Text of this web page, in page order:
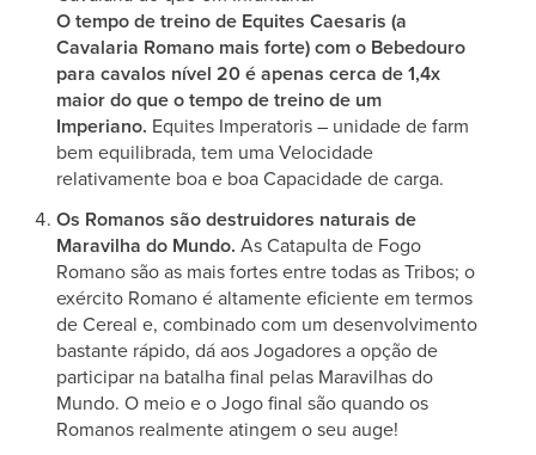
O tempo de treino de Equites Caesaris (a
Cavalaria Romano mais forte) com o Bebedouro
para cavalos nível 20 é apenas cerca de 1,4x
maior do que o tempo de treino de um
Imperiano. Equites Imperatoris – unidade de farm
bem equilibrada, tem uma Velocidade
relativamente boa e boa Capacidade de carga.
Os Romanos são destruidores naturais de
Maravilha do Mundo. As Catapulta de Fogo
Romano são as mais fortes entre todas as Tribos; o
exército Romano é altamente eficiente em termos
de Cereal e, combinado com um desenvolvimento
bastante rápido, dá aos Jogadores a opção de
participar na batalha final pelas Maravilhas do
Mundo. O meio e o Jogo final são quando os
Romanos realmente atingem o seu auge!